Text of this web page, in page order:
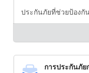
ประกันภัยที่ช่วยป้องกั
การประกันภัย